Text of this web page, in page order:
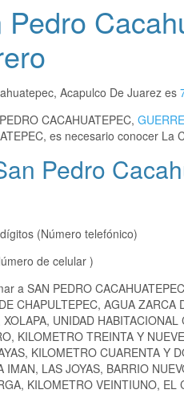
Acapulco De Juarez es
CACAHUATEPEC,
es necesario conocer La
Pedro
(Número telefónico)
de celular )
a SAN PEDRO
CHAPULTEPEC, AGUA
UNIDAD
KILOMETRO TREINTA Y
KILOMETRO CUARENTA Y
IMAN, LAS JOYAS, BARRIO
KILOMETRO VEINTIUNO,